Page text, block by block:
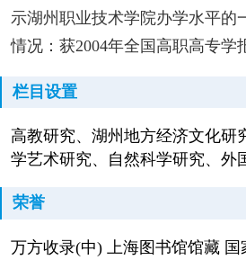
示湖州职业技术学院办学水平的
情况：获2004年全国高职高专学
栏目设置
高教研究、湖州地方经济文化研
学艺术研究、自然科学研究、外
荣誉
万方收录(中) 上海图书馆馆藏